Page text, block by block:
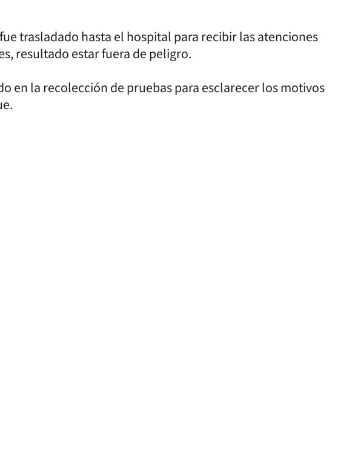
trasladado hasta el hospital para recibir las atenciones
resultado estar fuera de peligro.
en la recolección de pruebas para esclarecer los motivos